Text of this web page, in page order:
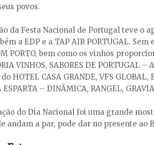
povos.
da Festa Nacional de Portugal teve o
a EDP e a TAP AIR PORTUGAL.
PORTO, bem como os vinhos
VINHOS, SABORES DE PORTUGAL
HOTEL CASA GRANDE, VFS GLOBAL,
ESPARTA – DINÂMICA, RANGEL,
do Dia Nacional foi uma grande
andam a par, pode dar no presente ao